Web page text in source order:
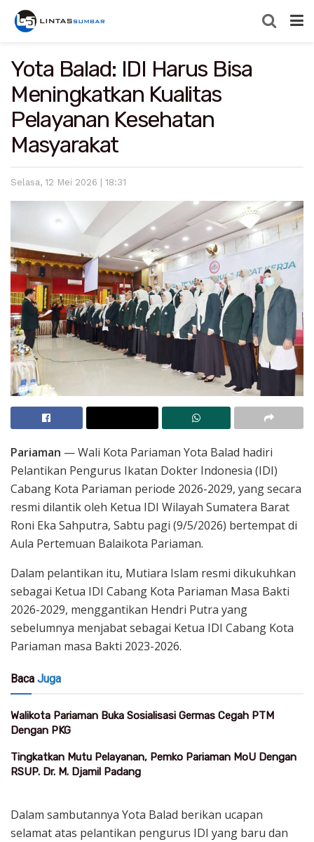
Yota Balad: IDI Harus Bisa
Meningkatkan Kualitas
Pelayanan Kesehatan
Masyarakat
Selasa, 12 Mei 2026 | 18:31
Pariaman — Wali Kota Pariaman Yota Balad hadiri
Pelantikan Pengurus Ikatan Dokter Indonesia (IDI)
Cabang Kota Pariaman periode 2026-2029, yang secara
resmi dilantik oleh Ketua IDI Wilayah Sumatera Barat
Roni Eka Sahputra, Sabtu pagi (9/5/2026) bertempat di
Aula Pertemuan Balaikota Pariaman.
Dalam pelantikan itu, Mutiara Islam resmi dikukuhkan
sebagai Ketua IDI Cabang Kota Pariaman Masa Bakti
2026-2029, menggantikan Hendri Putra yang
sebelumnya menjabat sebagai Ketua IDI Cabang Kota
Pariaman masa Bakti 2023-2026.
Baca Juga
Walikota Pariaman Buka Sosialisasi Germas Cegah PTM
Dengan PKG
Tingkatkan Mutu Pelayanan, Pemko Pariaman MoU Dengan
RSUP. Dr. M. Djamil Padang
Dalam sambutannya Yota Balad berikan ucapan
selamat atas pelantikan pengurus IDI yang baru dan